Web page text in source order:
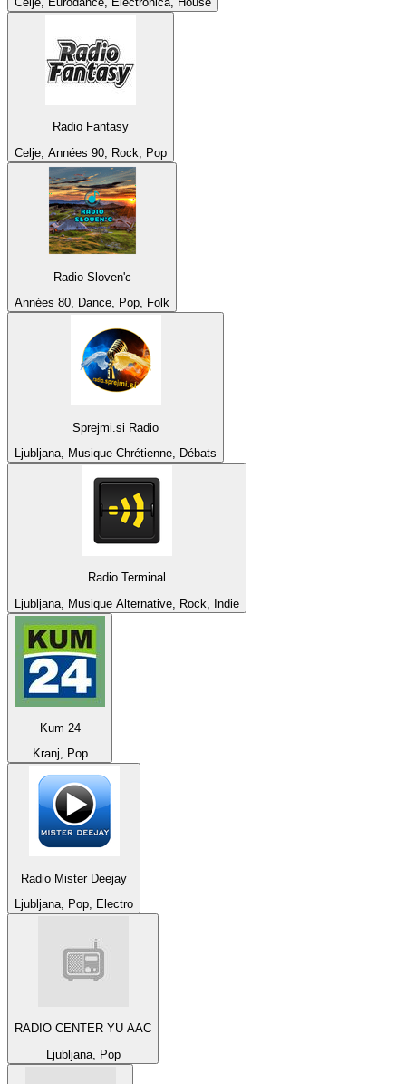
Radio Fantasy
Celje, Années 90, Rock, Pop
Radio Sloven'c
Années 80, Dance, Pop, Folk
Sprejmi.si Radio
Ljubljana, Musique Chrétienne, Débats
Radio Terminal
Ljubljana, Musique Alternative, Rock, Indie
Kum 24
Kranj, Pop
Radio Mister Deejay
Ljubljana, Pop, Electro
RADIO CENTER YU AAC
Ljubljana, Pop